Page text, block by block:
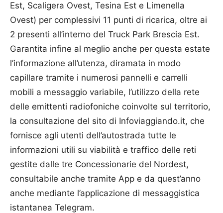
Est, Scaligera Ovest, Tesina Est e Limenella
Ovest) per complessivi 11 punti di ricarica, oltre ai
2 presenti all’interno del Truck Park Brescia Est.
Garantita infine al meglio anche per questa estate
l’informazione all’utenza, diramata in modo
capillare tramite i numerosi pannelli e carrelli
mobili a messaggio variabile, l’utilizzo della rete
delle emittenti radiofoniche coinvolte sul territorio,
la consultazione del sito di Infoviaggiando.it, che
fornisce agli utenti dell’autostrada tutte le
informazioni utili su viabilità e traffico delle reti
gestite dalle tre Concessionarie del Nordest,
consultabile anche tramite App e da quest’anno
anche mediante l’applicazione di messaggistica
istantanea Telegram.